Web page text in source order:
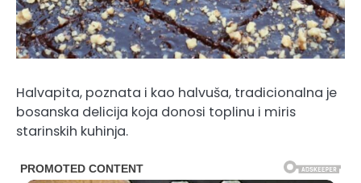
Halvapita, poznata i kao halvuša, tradicionalna je
bosanska delicija koja donosi toplinu i miris
starinskih kuhinja.